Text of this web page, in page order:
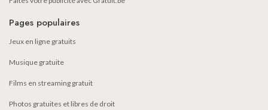
Pages populaires
Jeux en ligne gratuits
Musique gratuite
Films en streaming gratuit
Photos gratuites et libres de droit